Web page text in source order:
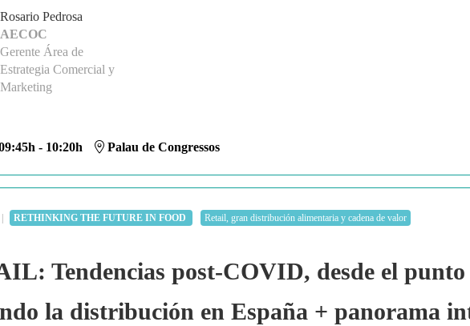
Rosario Pedrosa
AECOC
Gerente Área de
Estrategia Comercial y
Marketing
- 10:20h Palau de Congressos
RETHINKING THE FUTURE IN FOOD Retail, gran distribución alimentaria y cadena de valor
Tendencias post-COVID, desde el punto
la distribución en España + panorama